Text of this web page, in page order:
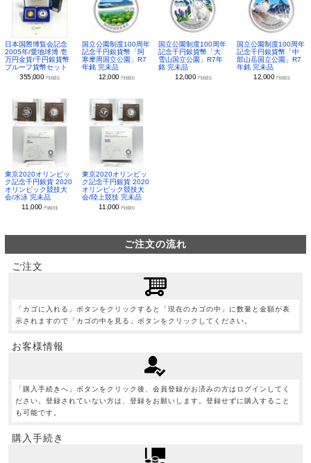
日本国際博覧会記念
2005年/愛地球博 壱
万円金貨/千円銀貨幣
プルーフ貨幣セット
355,000 円(税別)
国立公園制度100周年
記念千円銀貨幣「阿
寒摩周国立公園」R7
年銘 完未品
12,000 円(税別)
国立公園制度100周年
記念千円銀貨幣「大
雪山国立公園」R7年
銘 完未品
12,000 円(税別)
国立公園制度100周年
記念千円銀貨幣「中
部山岳国立公園」R7
年銘 完未品
12,000 円(税別)
東京2020オリンピッ
ク記念千円銀貨 2020
オリンピック競技大
会/水泳 完未品
11,000円(税別)
東京2020オリンピッ
ク記念千円銀貨 2020
オリンピック競技大
会/陸上競技 完未品
11,000 円(税別)
ご注文の流れ
ご注文
「カゴに入れる」ボタンをクリックすると「現在のカゴの中」に数量と金額が表
示されますので「カゴの中を見る」ボタンをクリックしてください。
お客様情報
「購入手続きへ」ボタンをクリック後、会員登録がお済みの方はログインしてく
ださい。登録されていない方は、登録をお願いします。登録せずに購入すること
も可能です。
購入手続き